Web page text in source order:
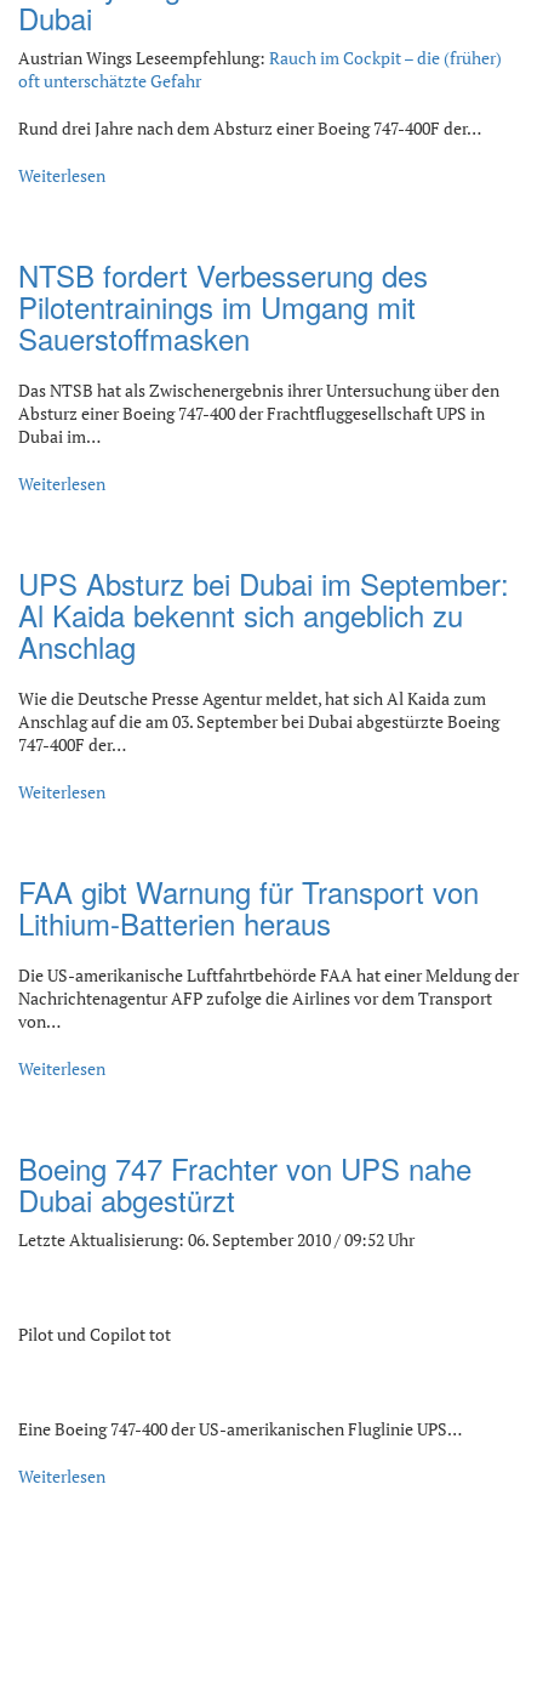
Dubai
Austrian Wings Leseempfehlung: Rauch im Cockpit – die (früher)
oft unterschätzte Gefahr
Rund drei Jahre nach dem Absturz einer Boeing 747-400F der…
Weiterlesen
NTSB fordert Verbesserung des
Pilotentrainings im Umgang mit
Sauerstoffmasken
Das NTSB hat als Zwischenergebnis ihrer Untersuchung über den
Absturz einer Boeing 747-400 der Frachtfluggesellschaft UPS in
Dubai im…
Weiterlesen
UPS Absturz bei Dubai im September:
Al Kaida bekennt sich angeblich zu
Anschlag
Wie die Deutsche Presse Agentur meldet, hat sich Al Kaida zum
Anschlag auf die am 03. September bei Dubai abgestürzte Boeing
747-400F der…
Weiterlesen
FAA gibt Warnung für Transport von
Lithium-Batterien heraus
Die US-amerikanische Luftfahrtbehörde FAA hat einer Meldung der
Nachrichtenagentur AFP zufolge die Airlines vor dem Transport
von…
Weiterlesen
Boeing 747 Frachter von UPS nahe
Dubai abgestürzt
Letzte Aktualisierung: 06. September 2010 / 09:52 Uhr
Pilot und Copilot tot
Eine Boeing 747-400 der US-amerikanischen Fluglinie UPS…
Weiterlesen